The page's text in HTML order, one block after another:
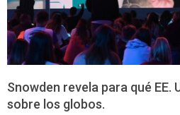
Snowden revela para qué EE.
sobre los globos.